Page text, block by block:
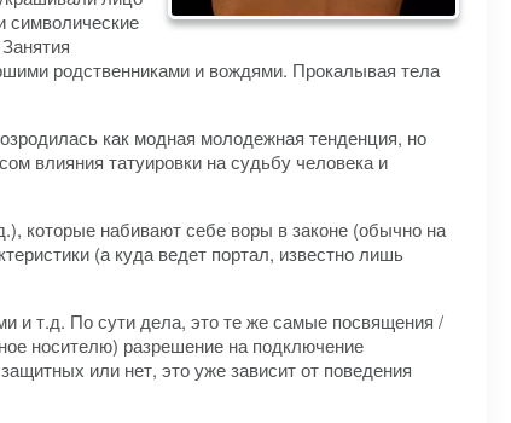
символические
родственниками и вождями. Прокалывая тела
как модная молодежная тенденция, но
влияния татуировки на судьбу человека и
которые набивают себе воры в законе (обычно на
(а куда ведет портал, известно лишь
и т.д. По сути дела, это те же самые посвящения /
носителю) разрешение на подключение
или нет, это уже зависит от поведения